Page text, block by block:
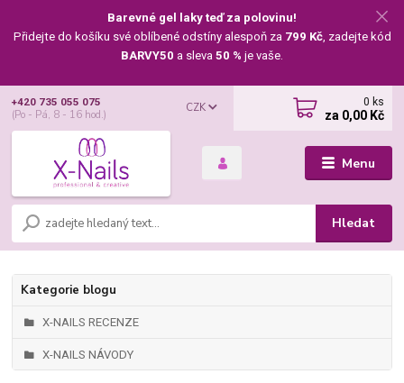
Barevné gel laky teď za polovinu!
Přidejte do košíku své oblíbené odstíny alespoň za 799 Kč, zadejte kód
BARVY50 a sleva 50 % je vaše.
Menu
CZK
Hledat
+420 735 055 075
(Po - Pá, 8 - 16 hod.)
0 ks
za 0,00 Kč
Kategorie blogu
X-NAILS RECENZE
X-NAILS NÁVODY